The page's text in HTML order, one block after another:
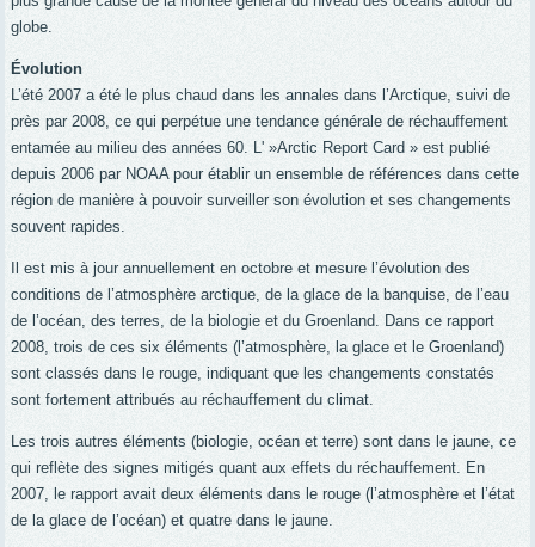
globe.
Évolution
L’été 2007 a été le plus chaud dans les annales dans l’Arctique, suivi de
près par 2008, ce qui perpétue une tendance générale de réchauffement
entamée au milieu des années 60. L' »Arctic Report Card » est publié
depuis 2006 par NOAA pour établir un ensemble de références dans cette
région de manière à pouvoir surveiller son évolution et ses changements
souvent rapides.
Il est mis à jour annuellement en octobre et mesure l’évolution des
conditions de l’atmosphère arctique, de la glace de la banquise, de l’eau
de l’océan, des terres, de la biologie et du Groenland. Dans ce rapport
2008, trois de ces six éléments (l’atmosphère, la glace et le Groenland)
sont classés dans le rouge, indiquant que les changements constatés
sont fortement attribués au réchauffement du climat.
Les trois autres éléments (biologie, océan et terre) sont dans le jaune, ce
qui reflète des signes mitigés quant aux effets du réchauffement. En
2007, le rapport avait deux éléments dans le rouge (l’atmosphère et l’état
de la glace de l’océan) et quatre dans le jaune.